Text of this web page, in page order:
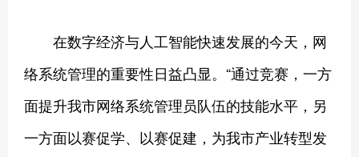
在数字经济与人工智能快速发展的今天，网
络系统管理的重要性日益凸显。“通过竞赛，一方
面提升我市网络系统管理员队伍的技能水平，另
一方面以赛促学、以赛促建，为我市产业转型发